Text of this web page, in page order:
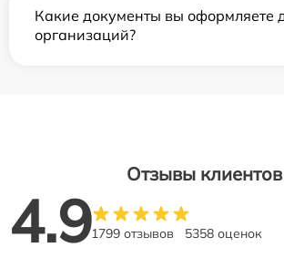
Какие документы вы оформляете
организаций?
Отзывы клиентов
4.91799 отзывов 5358 оценок